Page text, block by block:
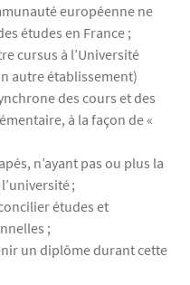
européenne ne
études en France ;
cursus à l’Université
autre établissement)
des cours et des
à la façon de «
n’ayant pas ou plus la
;
études et
;
un diplôme durant cette